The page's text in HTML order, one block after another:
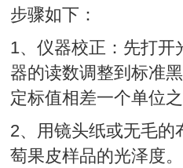
步骤如下：
1、仪器校正：先打
器的读数调整到标准
定标值相差一个单位
2、用镜头纸或无毛
萄果皮样品的光泽度。